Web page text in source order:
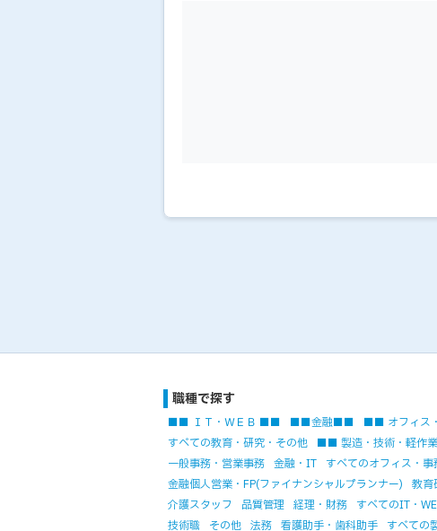
職種で探す
■■ ＩＴ・ＷＥＢ ■■ ■■金融■■ ■■ オフィス
すべての教育・研究・その他
■■ 製造・技術・軽作
一般事務・営業事務 金融・IT すべてのオフィス・事
金融個人営業・FP(ファイナンシャルプランナー)
教育
介護スタッフ
品質管理 経理・財務 すべてのIT・
技術職
その他 法務 看護助手・歯科助手 すべての